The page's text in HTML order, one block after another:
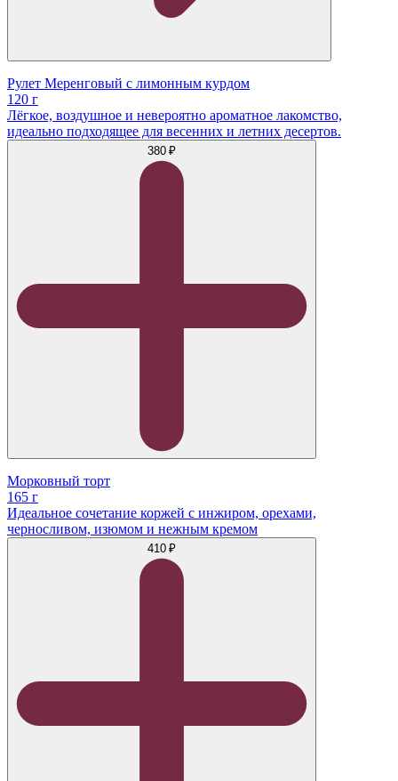
Рулет Меренговый с лимонным курдом
120 г
Лёгкое, воздушное и невероятно ароматное лакомство,
идеально подходящее для весенних и летних десертов.
380 ₽
Морковный торт
165 г
Идеальное сочетание коржей с инжиром, орехами,
черносливом, изюмом и нежным кремом
410 ₽